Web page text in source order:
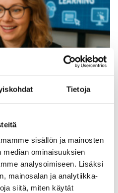
Tietoja
sisällön ja mainosten
median ominaisuuksien
analysoimiseen. Lisäksi
mainosalan ja analytiikka-
siitä, miten käytät
PowerPoint ei enää